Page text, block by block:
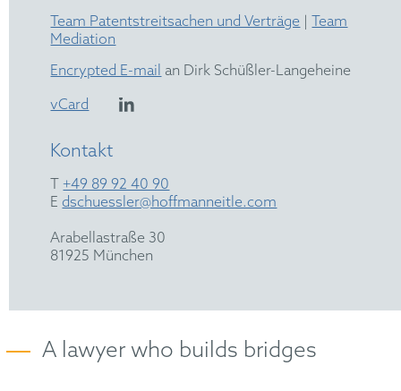
Team Patentstreitsachen und Verträge |Team
Mediation
Encrypted E-mail an Dirk Schüßler-Langeheine
vCard
Kontakt
T +49 89 92 40 90
E dschuessler@hoffmanneitle.com
Arabellastraße 30
81925 München
A lawyer who builds bridges